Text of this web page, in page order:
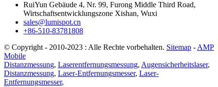
RuiYun Gebäude 4, Nr. 99, Furong Middle Third Road,
Wirtschaftsentwicklungszone Xishan, Wuxi
sales@lumispot.cn
+86-510-83781808
© Copyright - 2010-2023 : Alle Rechte vorbehalten. Sitemap - AMP
Mobile
Distanzmessung, Laserentfernungsmessung, Augensicherheitslaser,
Distanzmessung, Laser-Entfernungsmesser, Laser-
Entfernungsmesser,